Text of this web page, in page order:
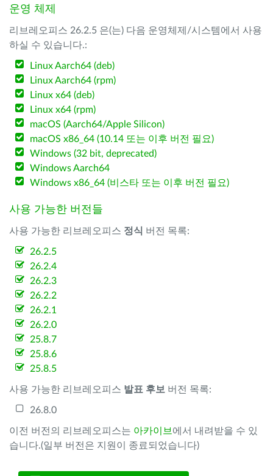
운영 체제
리브레오피스 26.2.5 은(는) 다음 운영체제/시스템에서 사용
하실 수 있습니다.:
Linux Aarch64 (deb)
Linux Aarch64 (rpm)
Linux x64 (deb)
Linux x64 (rpm)
macOS (Aarch64/Apple Silicon)
macOS x86_64 (10.14 또는 이후 버전 필요)
Windows (32 bit, deprecated)
Windows Aarch64
Windows x86_64 (비스타 또는 이후 버전 필요)
사용 가능한 버전들
사용 가능한 리브레오피스 정식 버전 목록:
26.2.5
26.2.4
26.2.3
26.2.2
26.2.1
26.2.0
25.8.7
25.8.6
25.8.5
사용 가능한 리브레오피스 발표 후보 버전 목록:
26.8.0
이전 버전의 리브레오피스는 아카이브 에서 내려받을 수 있
습니다.(일부 버전은 지원이 종료되었습니다)